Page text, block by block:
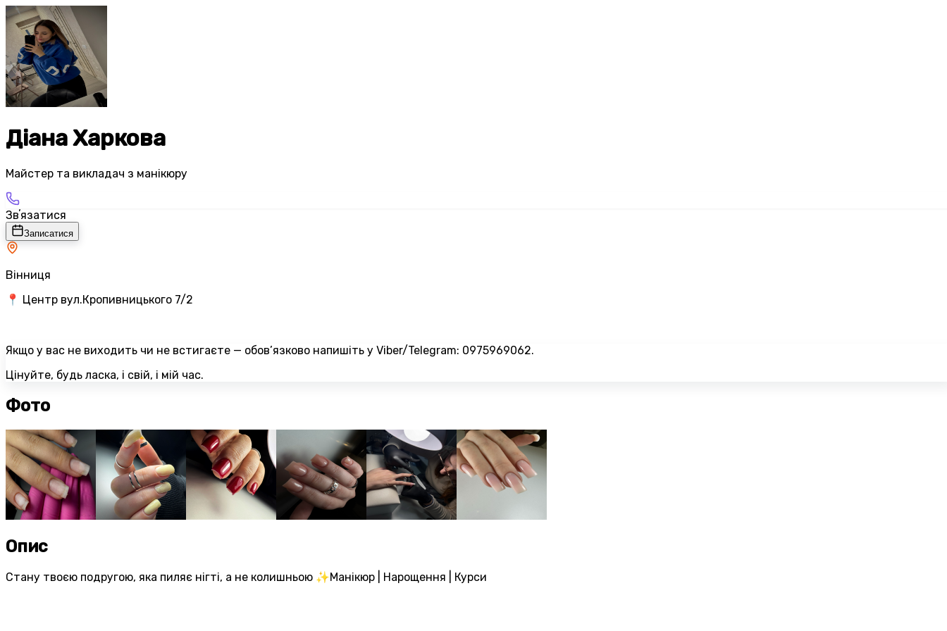
Діана Харкова
Майстер та викладач з манікюру
Звʼязатися
Записатися
Вінниця
📍 Центр вул.Кропивницького 7/2
Якщо у вас не виходить чи не встигаєте — обов’язково напишіть у Viber/Telegram: 0975969062.
Цінуйте, будь ласка, і свій, і мій час.
Фото
Опис
Стану твоєю подругою, яка пиляє нігті, а не колишньою ✨Манікюр | Нарощення | Курси